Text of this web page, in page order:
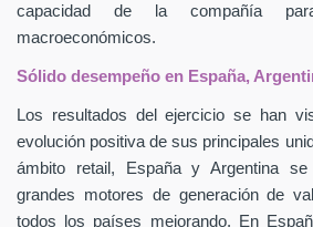
capacidad de la compañía
macroeconómicos.
Sólido desempeño en España,
Los resultados del ejercicio se han
evolución positiva de sus principales
ámbito retail, España y Argentina
grandes motores de generación de
todos los países mejorando. En